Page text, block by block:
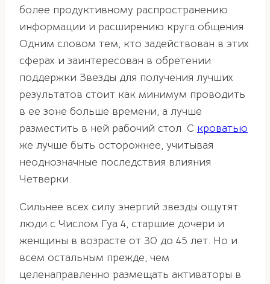
более продуктивному распространению
информации и расширению круга общения.
Одним словом тем, кто задействован в этих
сферах и заинтересован в обретении
поддержки Звезды для получения лучших
результатов стоит как минимум проводить
в ее зоне больше времени, а лучше
разместить в ней рабочий стол. С кроватью
же лучше быть осторожнее, учитывая
неоднозначные последствия влияния
Четверки.
Сильнее всех силу энергий звезды ощутят
люди с Числом Гуа 4, старшие дочери и
женщины в возрасте от 30 до 45 лет. Но и
всем остальным прежде, чем
целенаправленно размещать активаторы в